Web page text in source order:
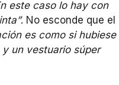
este caso lo hay con
. No esconde que el
es como si hubiese
un vestuario súper